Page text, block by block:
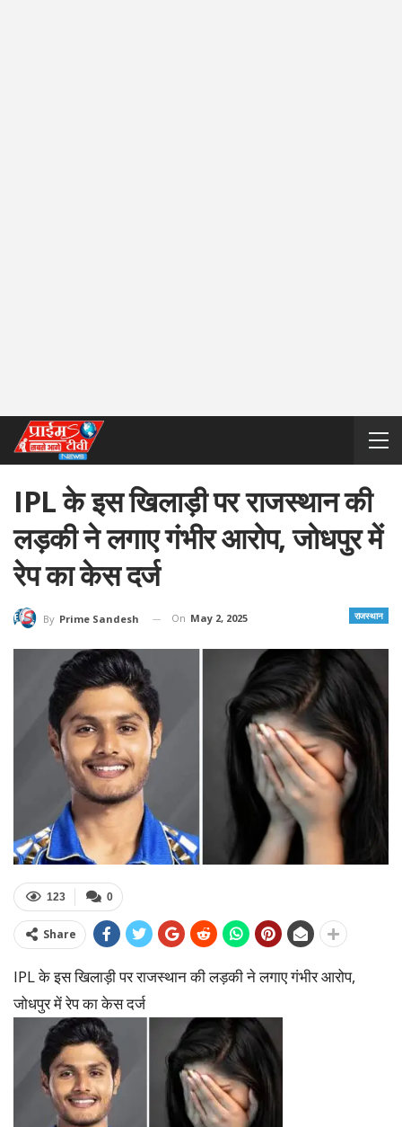
IPL के इस खिलाड़ी पर राजस्थान की
लड़की ने लगाए गंभीर आरोप, जोधपुर में
रेप का केस दर्ज
राजस्थान
By Prime Sandesh On May 2, 2025
0
123
Share
IPL के इस खिलाड़ी पर राजस्थान की लड़की ने लगाए गंभीर आरोप,
जोधपुर में रेप का केस दर्ज